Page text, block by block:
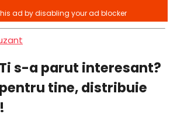
s-a parut interesant?
tine, distribuie